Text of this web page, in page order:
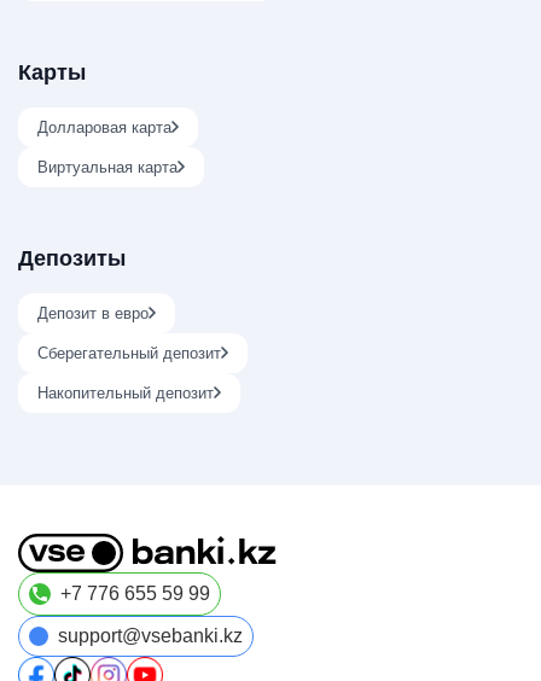
Карты
Долларовая карта
Виртуальная карта
Депозиты
Депозит в евро
Сберегательный депозит
Накопительный депозит
+7 776 655 59 99
support@vsebanki.kz